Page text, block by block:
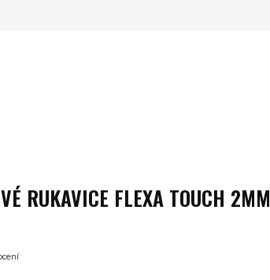
RUKAVICE FLEXA TOUCH 2MM
5 hvězdiček.